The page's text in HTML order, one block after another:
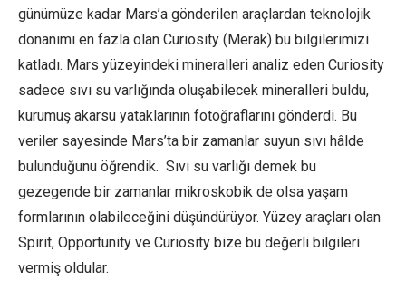
günümüze kadar Mars’a gönderilen araçlardan teknolojik
donanımı en fazla olan Curiosity (Merak) bu bilgilerimizi
katladı. Mars yüzeyindeki mineralleri analiz eden Curiosity
sadece sıvı su varlığında oluşabilecek mineralleri buldu,
kurumuş akarsu yataklarının fotoğraflarını gönderdi. Bu
veriler sayesinde Mars’ta bir zamanlar suyun sıvı hâlde
bulunduğunu öğrendik. Sıvı su varlığı demek bu
gezegende bir zamanlar mikroskobik de olsa yaşam
formlarının olabileceğini düşündürüyor. Yüzey araçları olan
Spirit, Opportunity ve Curiosity bize bu değerli bilgileri
vermiş oldular.